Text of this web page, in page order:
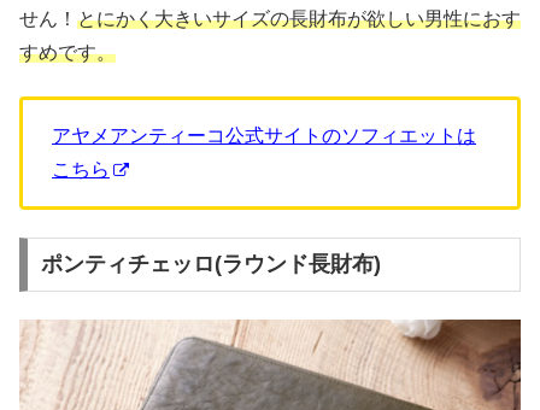
せん！ とにかく大きいサイズの長財布が欲しい男性におす
すめです。
アヤメアンティーコ公式サイトのソフィエットは
こちら
ポンティチェッロ(ラウンド長財布)